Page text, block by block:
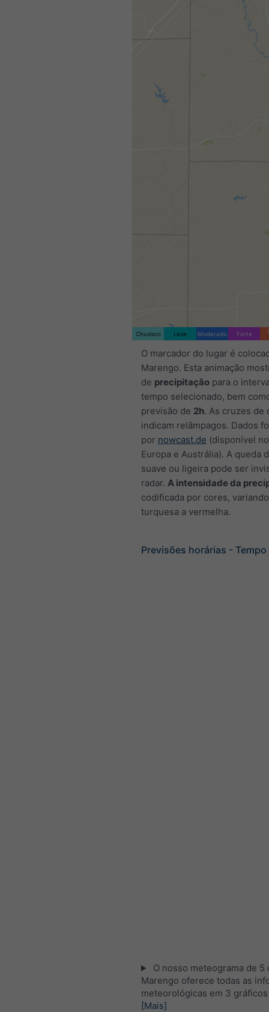
Chuvisco Leve Moderado Forte
O marcador do lugar é
Marengo. Esta animação
de precipitação para o
tempo selecionado, bem
previsão de 2h. As cruzes de
indicam relâmpagos. Dados
por nowcast.de (disponível
Europa e Austrália). A queda
suave ou ligeira pode ser
radar. A intensidade da
codificada por cores,
turquesa a vermelha.
Previsões horárias -
O nosso meteograma de 5
Marengo oferece todas as
meteorológicas em 3
[Mais]